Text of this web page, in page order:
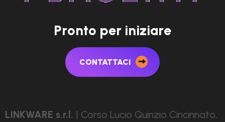
Pronto per iniziare
CONTATTACI
LINKWARE s.r.l. | Corso Lucio Quinzio Cincinnato,